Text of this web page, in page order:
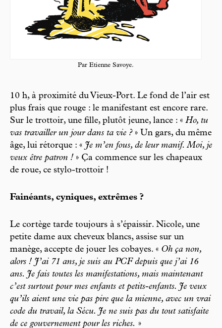
Par Etienne Savoye.
10 h, à proximité du Vieux-Port. Le fond de l’air est
plus frais que rouge : le manifestant est encore rare.
Sur le trottoir, une fille, plutôt jeune, lance : « Ho, tu
vas travailler un jour dans ta vie ?» Un gars, du même
âge, lui rétorque : « Je m’en fous, de leur manif. Moi, je
veux être patron ! » Ça commence sur les chapeaux
de roue, ce stylo-trottoir !
Fainéants, cyniques, extrêmes ?
Le cortège tarde toujours à s’épaissir. Nicole, une
petite dame aux cheveux blancs, assise sur un
manège, accepte de jouer les cobayes. « Oh ça non,
alors ! J’ai 71 ans, je suis au PCF depuis que j’ai 16
ans. Je fais toutes les manifestations, mais maintenant
c’est surtout pour mes enfants et petits-enfants. Je veux
qu’ils aient une vie pas pire que la mienne, avec un vrai
code du travail, la Sécu. Je ne suis pas du tout satisfaite
de ce gouvernement pour les riches. »